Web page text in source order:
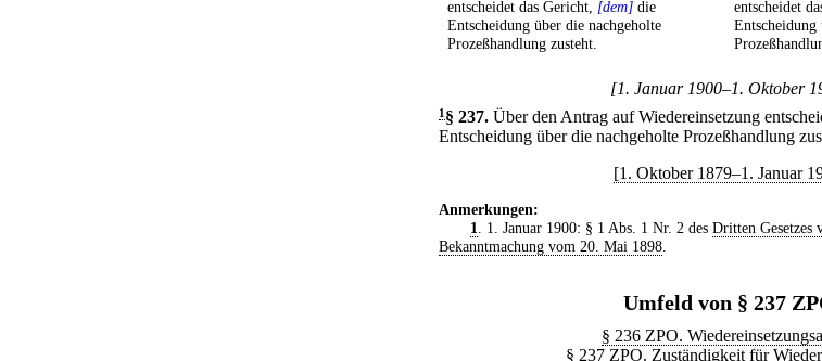
entscheidet das Gericht, [dem] die
Entscheidung über die nachgeholte
Prozeßhandlung zusteht.
entscheidet
Entscheidung
[1. Januar 1900–1. Oktober
1§ 237. Über den Antrag auf Wiedereinsetzung
Entscheidung über die nachgeholte Prozeßhandlung
[1. Oktober 1879–1. Januar
Anmerkungen:
1. 1. Januar 1900: § 1 Abs. 1 Nr. 2 des Dritten Gesetzes
Bekanntmachung vom 20. Mai 1898.
Umfeld von § 237
§ 236 ZPO.
§ 237 ZPO. Zuständigkeit für